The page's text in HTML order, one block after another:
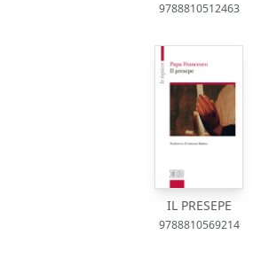
9788810512463
IL PRESEPE
9788810569214